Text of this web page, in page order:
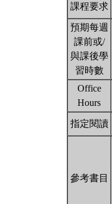
課程要求
預期每週
課前或/
與課後學
習時數
Office
Hours
指定閱讀
參考書目